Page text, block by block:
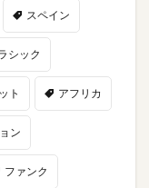
スペイン
シック
ト アフリカ
ン
ファンク